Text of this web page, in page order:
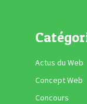
Actus du Web
Concept Web
Concours